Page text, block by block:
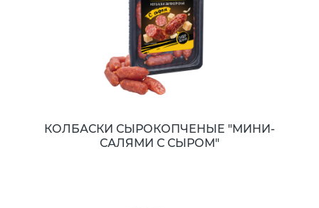
КОЛБАСКИ СЫРОКОПЧЕНЫЕ "МИНИ-
САЛЯМИ С СЫРОМ"